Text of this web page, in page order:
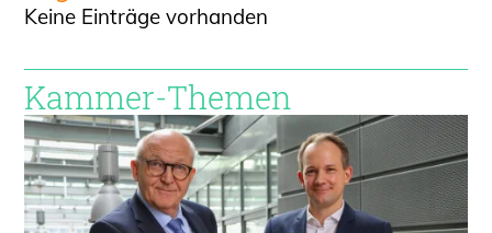
Keine Einträge vorhanden
Kammer-Themen